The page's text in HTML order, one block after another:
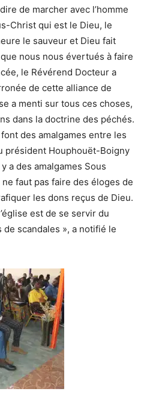
de marcher avec l’homme
Christ qui est le Dieu, le
le sauveur et Dieu fait
nous nous évertués à faire
le Révérend Docteur a
de cette alliance de
a menti sur tous ces choses,
dans la doctrine des péchés.
des amalgames entre les
président Houphouët-Boigny
a des amalgames Sous
faut pas faire des éloges de
les dons reçus de Dieu.
est de se servir du
scandales », a notifié le